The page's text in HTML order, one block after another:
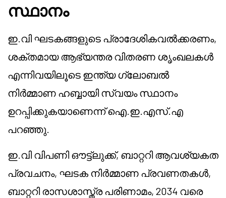
സ്ഥാനം
ഇ.വി ഘടകങ്ങളുടെ പ്രാദേശികവൽക്കരണം,
ശക്തമായ ആഭ്യന്തര വിതരണ ശൃംഖലകൾ
എന്നിവയിലൂടെ ഇന്ത്യ ഗ്ലോബൽ
നിർമ്മാണ ഹബ്ബായി സ്വയം സ്ഥാനം
ഉറപ്പിക്കുകയാണെന്ന് ഐ.ഇ.എസ്.എ
പറഞ്ഞു.
ഇ.വി വിപണി ഔട്ട്‌ലുക്ക്, ബാറ്ററി ആവശ്യകത
പ്രവചനം, ഘടക നിർമ്മാണ പ്രവണതകൾ,
ബാറ്ററി രാസശാസ്ത്ര പരിണാമം, 2034 വരെ